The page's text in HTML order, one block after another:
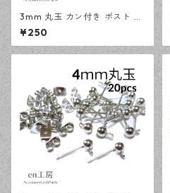
3mm 丸玉 カン付き ポスト ピ
アス ゴールド 20ピース 金属
キャッチ ピアスパーツ 【en工
房】
¥250